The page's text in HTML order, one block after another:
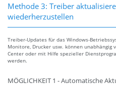
Methode 3: Treiber
wiederherzustellen
Treiber-Updates für das Windows-
Monitore, Drucker usw. können unabhängig
Center oder mit Hilfe spezieller
werden.
MÖGLICHKEIT 1 - Automatische